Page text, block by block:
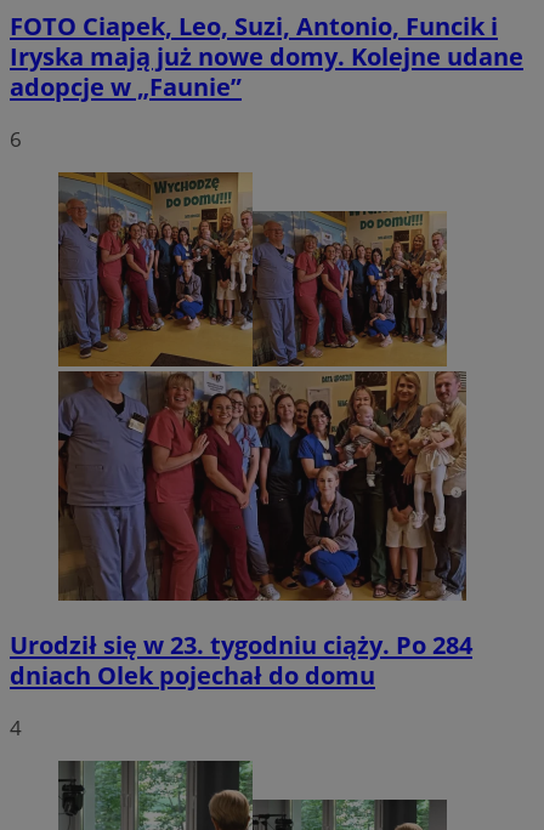
FOTO Ciapek, Leo, Suzi, Antonio, Funcik i
Iryska mają już nowe domy. Kolejne udane
adopcje w „Faunie”
6
Urodził się w 23. tygodniu ciąży. Po 284
dniach Olek pojechał do domu
4